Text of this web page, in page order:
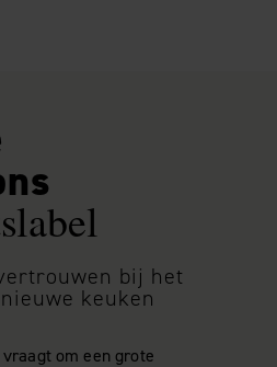
bij het
keuken
om een grote